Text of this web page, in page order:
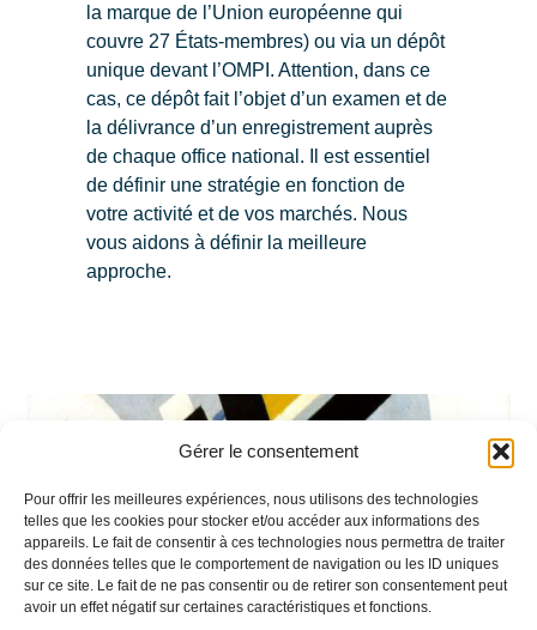
Gérer le consentement
Pour offrir les meilleures expériences, nous utilisons des technologies
telles que les cookies pour stocker et/ou accéder aux informations des
appareils. Le fait de consentir à ces technologies nous permettra de traiter
des données telles que le comportement de navigation ou les ID uniques
sur ce site. Le fait de ne pas consentir ou de retirer son consentement peut
avoir un effet négatif sur certaines caractéristiques et fonctions.
la marque de l’Union européenne qui
couvre 27 États-membres) ou via un dépôt
unique devant l’OMPI. Attention, dans ce
cas, ce dépôt fait l’objet d’un examen et de
la délivrance d’un enregistrement auprès
de chaque office national. Il est essentiel
de définir une stratégie en fonction de
votre activité et de vos marchés. Nous
vous aidons à définir la meilleure
approche.